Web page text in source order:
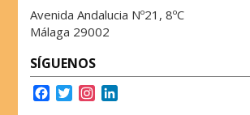
Avenida Andalucia Nº21, 8ºC
Málaga 29002
SÍGUENOS
F
T